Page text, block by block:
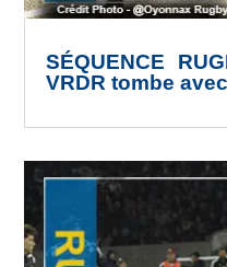
SÉQUENCE
VRDR tombe